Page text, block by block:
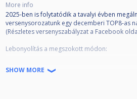
More info
2025-ben is folytatódik a tavalyi évben
versenysorozatunk egy decemberi TOP8-as
(Részletes versenyszabályzat a Facebook
Lebonyolítás a megszokott módon:
- 10 db forduló, mindig szombaton, mindig 9
rendszerben
SHOW MORE